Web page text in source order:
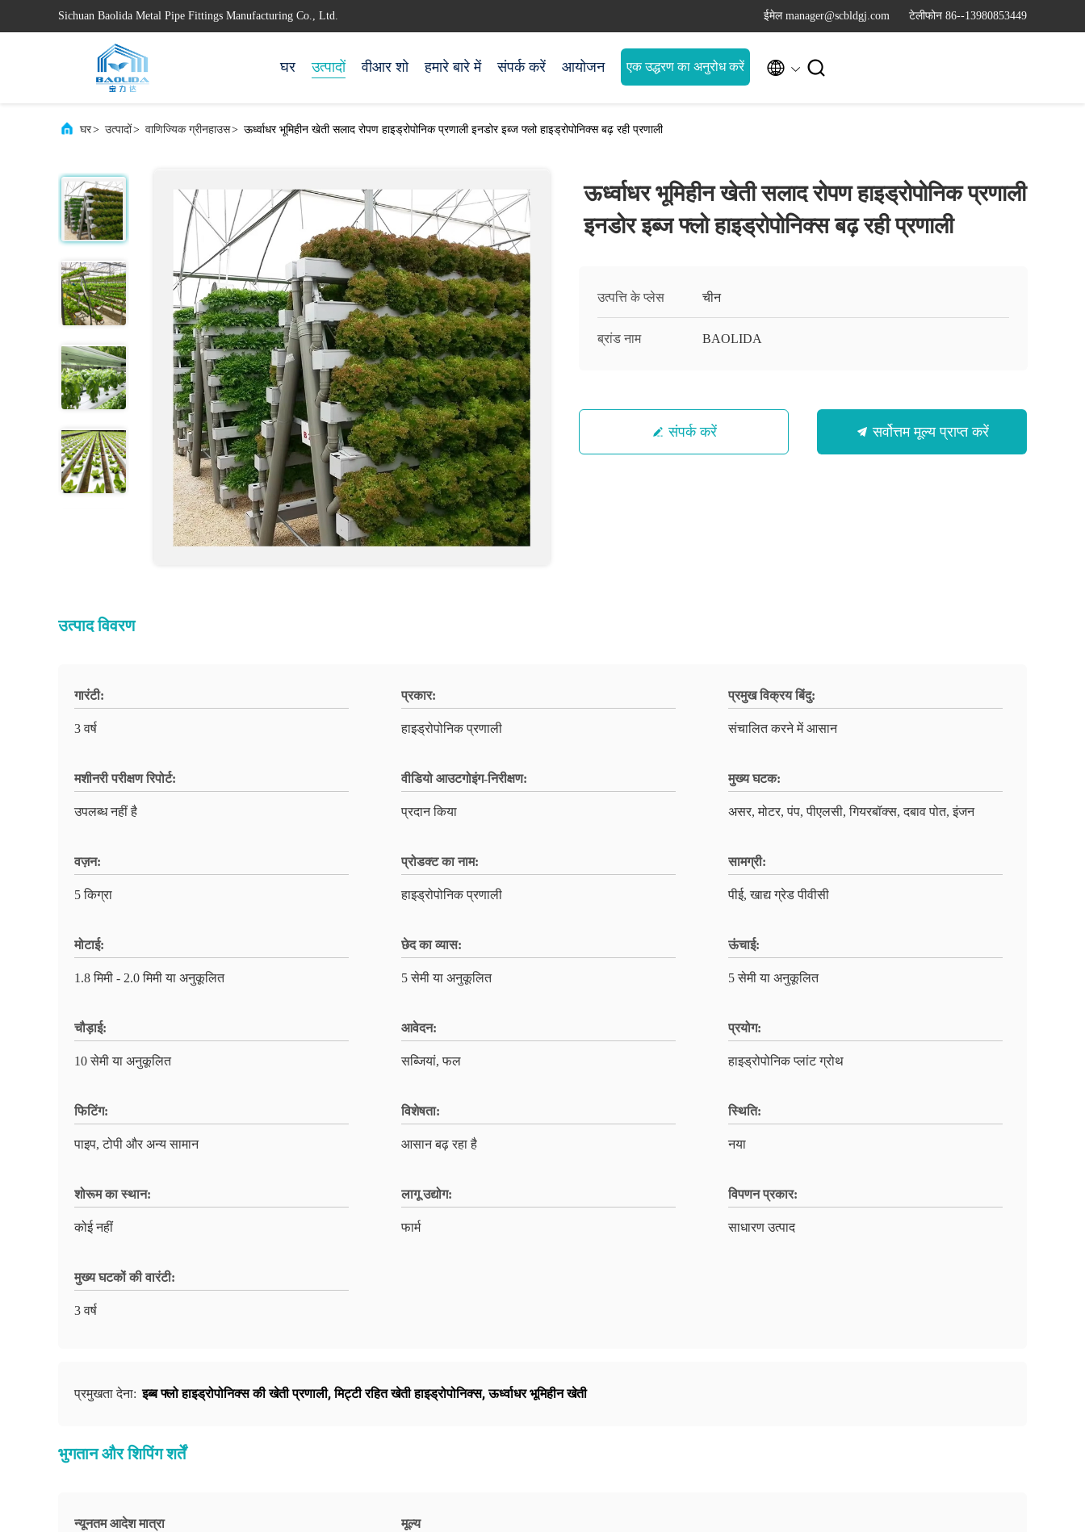
Sichuan Baolida Metal Pipe Fittings Manufacturing Co., Ltd. ईमेल manager@scbldgj.com टेलीफोन 86--13980853449
घर उत्पादों वीआर शो हमारे बारे में संपर्क करें आयोजन एक उद्धरण का अनुरोध करें  
घर> उत्पादों> वाणिज्यिक ग्रीनहाउस> ऊर्ध्वाधर भूमिहीन खेती सलाद रोपण हाइड्रोपोनिक प्रणाली इनडोर इब्ज फ्लो हाइड्रोपोनिक्स बढ़ रही प्रणाली
ऊर्ध्वाधर भूमिहीन खेती सलाद रोपण हाइड्रोपोनिक प्रणाली
इनडोर इब्ज फ्लो हाइड्रोपोनिक्स बढ़ रही प्रणाली
उत्पत्ति के प्लेस चीन
ब्रांड नाम BAOLIDA
संपर्क करें सर्वोत्तम मूल्य प्राप्त करें
उत्पाद विवरण
गारंटी:
3 वर्ष
प्रकार:
हाइड्रोपोनिक प्रणाली
प्रमुख विक्रय बिंदु:
संचालित करने में आसान
मशीनरी परीक्षण रिपोर्ट:
उपलब्ध नहीं है
वीडियो आउटगोइंग-निरीक्षण:
प्रदान किया
मुख्य घटक:
असर, मोटर, पंप, पीएलसी, गियरबॉक्स, दबाव पोत, इंजन
वज़न:
5 किग्रा
प्रोडक्ट का नाम:
हाइड्रोपोनिक प्रणाली
सामग्री:
पीई, खाद्य ग्रेड पीवीसी
मोटाई:
1.8 मिमी - 2.0 मिमी या अनुकूलित
छेद का व्यास:
5 सेमी या अनुकूलित
ऊंचाई:
5 सेमी या अनुकूलित
चौड़ाई:
10 सेमी या अनुकूलित
आवेदन:
सब्जियां, फल
प्रयोग:
हाइड्रोपोनिक प्लांट ग्रोथ
फिटिंग:
पाइप, टोपी और अन्य सामान
विशेषता:
आसान बढ़ रहा है
स्थिति:
नया
शोरूम का स्थान:
कोई नहीं
लागू उद्योग:
फार्म
विपणन प्रकार:
साधारण उत्पाद
मुख्य घटकों की वारंटी:
3 वर्ष
प्रमुखता देना: इब्ब फ्लो हाइड्रोपोनिक्स की खेती प्रणाली,मिट्टी रहित खेती हाइड्रोपोनिक्स,ऊर्ध्वाधर भूमिहीन खेती
भुगतान और शिपिंग शर्तें
न्यूनतम आदेश मात्रा मूल्य